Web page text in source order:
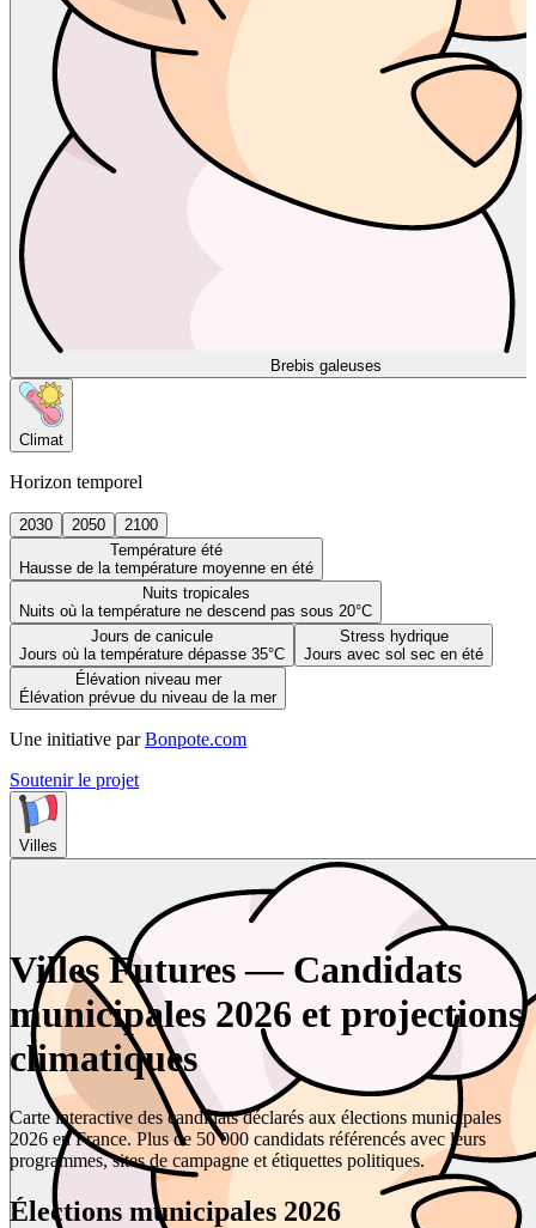
Brebis galeuses
Climat
Horizon temporel
2030 2050
2100
Température été
Hausse de la température moyenne en été
Nuits tropicales
Nuits où la température ne descend pas sous 20°C
Jours de canicule
Jours où la température dépasse 35°C
Stress hydrique
Jours avec sol sec en été
Élévation niveau mer
Élévation prévue du niveau de la mer
Une initiative par Bonpote.com
Soutenir le projet
Villes
Villes Futures — Candidats
municipales 2026 et projections
climatiques
Carte interactive des candidats déclarés aux élections municipales
2026 en France. Plus de 50 000 candidats référencés avec leurs
programmes, sites de campagne et étiquettes politiques.
Élections municipales 2026